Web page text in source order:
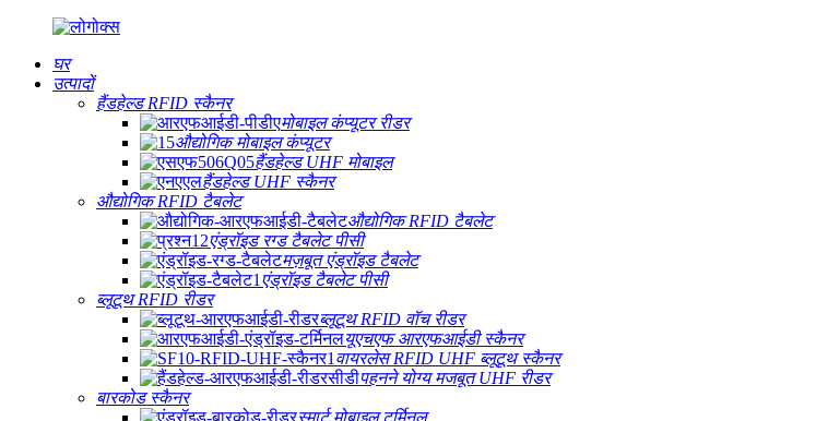
घर
उत्पादों
हैंडहेल्ड RFID स्कैनर
मोबाइल कंप्यूटर रीडर
औद्योगिक मोबाइल कंप्यूटर
हैंडहेल्ड UHF मोबाइल
हैंडहेल्ड UHF स्कैनर
औद्योगिक RFID टैबलेट
औद्योगिक RFID टैबलेट
एंड्रॉइड रग्ड टैबलेट पीसी
मज़बूत एंड्रॉइड टैबलेट
एंड्रॉइड टैबलेट पीसी
ब्लूटूथ RFID रीडर
ब्लूटूथ RFID वॉच रीडर
यूएचएफ आरएफआईडी स्कैनर
वायरलेस RFID UHF ब्लूटूथ स्कैनर
पहनने योग्य मजबूत UHF रीडर
बारकोड स्कैनर
स्मार्ट मोबाइल टर्मिनल